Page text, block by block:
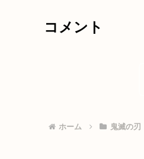
コメント
ホーム 鬼滅の刃